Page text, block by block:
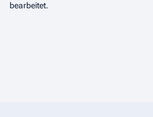
bearbeitet.